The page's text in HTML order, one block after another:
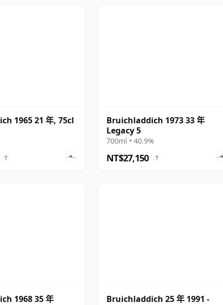
1965 21 年, 75cl
?
Bruichladdich 1973 33 年
Legacy 5
700ml • 40.9%
NT$27,150 ?
1968 35 年
Bruichladdich 25 年 1991 -